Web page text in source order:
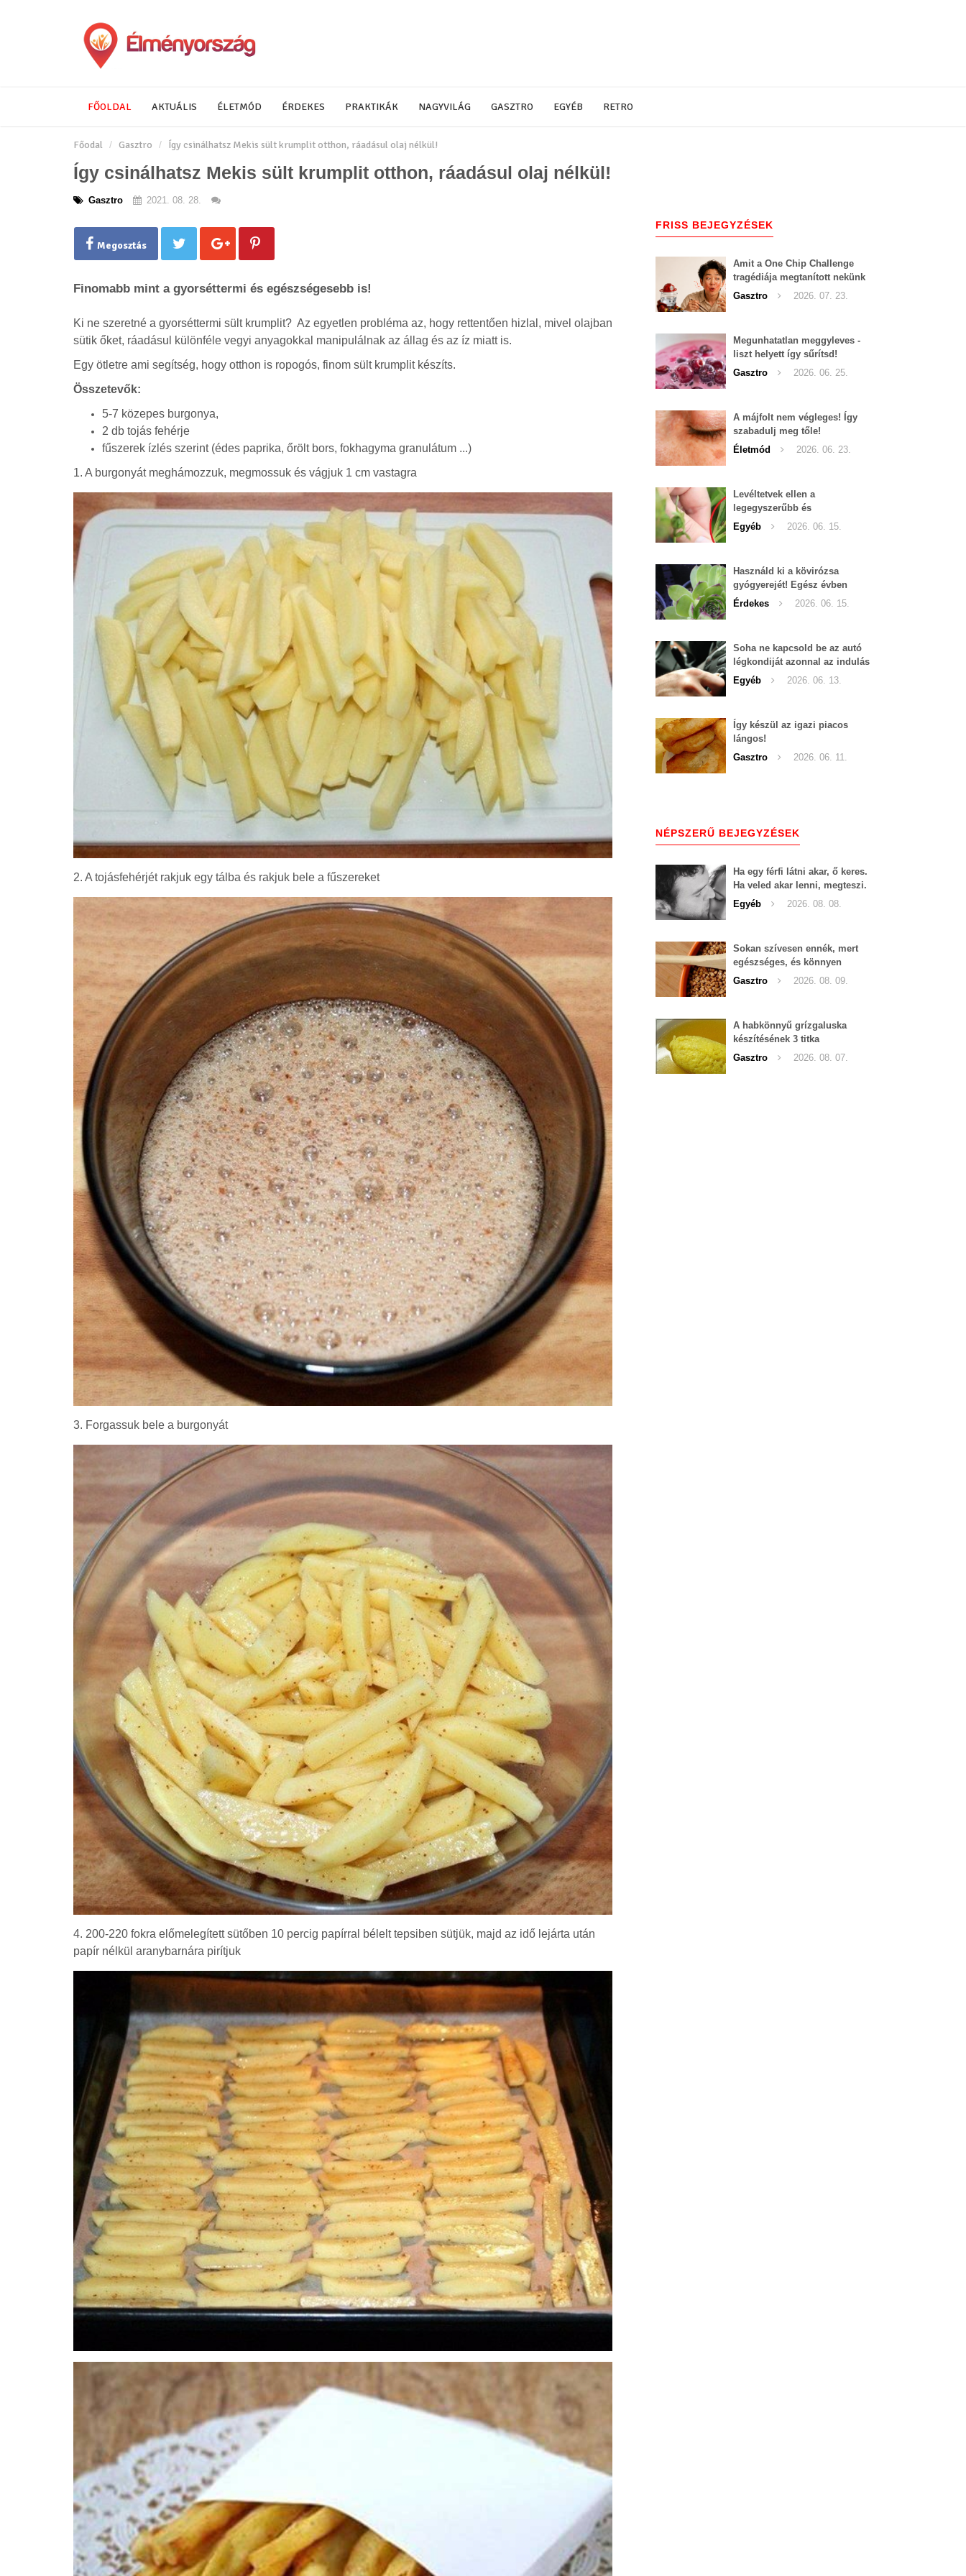
FŐOLDAL AKTUÁLIS ÉLETMÓD ÉRDEKES PRAKTIKÁK NAGYVILÁG GASZTRO EGYÉB RETRO
Főodal Gasztro Így csinálhatsz Mekis sült krumplit otthon, ráadásul olaj nélkül!
Így csinálhatsz Mekis sült krumplit otthon, ráadásul olaj nélkül!
Gasztro 2021. 08. 28.
Megosztás
Finomabb mint a gyorséttermi és egészségesebb is!
Ki ne szeretné a gyorséttermi sült krumplit? Az egyetlen probléma az, hogy rettentően hizlal, mivel olajban
sütik őket, ráadásul különféle vegyi anyagokkal manipulálnak az állag és az íz miatt is.
Egy ötletre ami segítség, hogy otthon is ropogós, finom sült krumplit készíts.
Összetevők:
5-7 közepes burgonya,
2 db tojás fehérje
fűszerek ízlés szerint (édes paprika, őrölt bors, fokhagyma granulátum ...)
1. A burgonyát meghámozzuk, megmossuk és vágjuk 1 cm vastagra
2. A tojásfehérjét rakjuk egy tálba és rakjuk bele a fűszereket
3. Forgassuk bele a burgonyát
4. 200-220 fokra előmelegített sütőben 10 percig papírral bélelt tepsiben sütjük, majd az idő lejárta után
papír nélkül aranybarnára pirítjuk
FRISS BEJEGYZÉSEK
Amit a One Chip Challenge
tragédiája megtanított nekünk
a csípős kihívásokról
Gasztro 2026. 07. 23.
Megunhatatlan meggyleves -
liszt helyett így sűrítsd!
Gasztro
2026. 06. 25.
A májfolt nem végleges! Így
szabadulj meg tőle!
Életmód
2026. 06. 23.
Levéltetvek ellen a
legegyszerűbb és
leghatékonyabb filléres
háziszer
Egyéb 2026. 06. 15.
Használd ki a kövirózsa
gyógyerejét! Egész évben
hozzáférhető.
Érdekes 2026. 06. 15.
Soha ne kapcsold be az autó
légkondiját azonnal az indulás
után!
Egyéb 2026. 06. 13.
Így készül az igazi piacos
lángos!
Gasztro
2026. 06. 11.
NÉPSZERŰ BEJEGYZÉSEK
Ha egy férfi látni akar, ő keres.
Ha veled akar lenni, megteszi.
Nem egy nőnek kell tíz
körömmel belekapaszkodva
Egyéb 2026. 08. 08.
Sokan szívesen ennék, mert
egészséges, és könnyen
emészthető, de nem tudják,
Gasztro 2026. 08. 09.
A habkönnyű grízgaluska
készítésének 3 titka
Gasztro
2026. 08. 07.